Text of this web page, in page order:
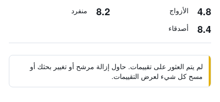
4.8 الأزواج 8.2 منفرد
8.4 أصدقاء
لم يتم العثور على تقييمات. حاول إزالة مرشح أو تغيير بحثك أو
مسح كل شيء لعرض التقييمات.